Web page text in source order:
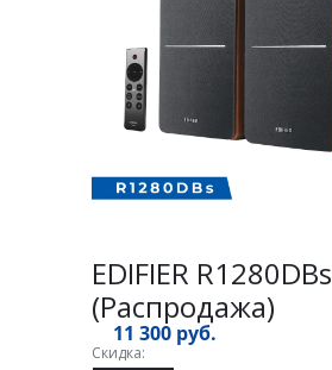
EDIFIER R1280DBs
(Распродажа)
11 300 руб.
Скидка: